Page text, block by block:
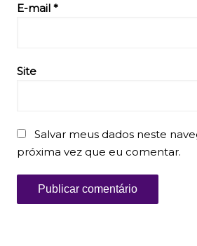
E-mail *
Site
Salvar meus dados neste
próxima vez que eu comentar.